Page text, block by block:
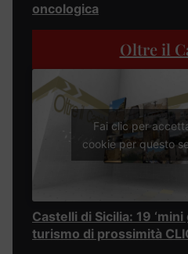
oncologica
Oltre il
Fai clic per
cookie per questo
Castelli di Sicilia: 19
turismo di prossimità